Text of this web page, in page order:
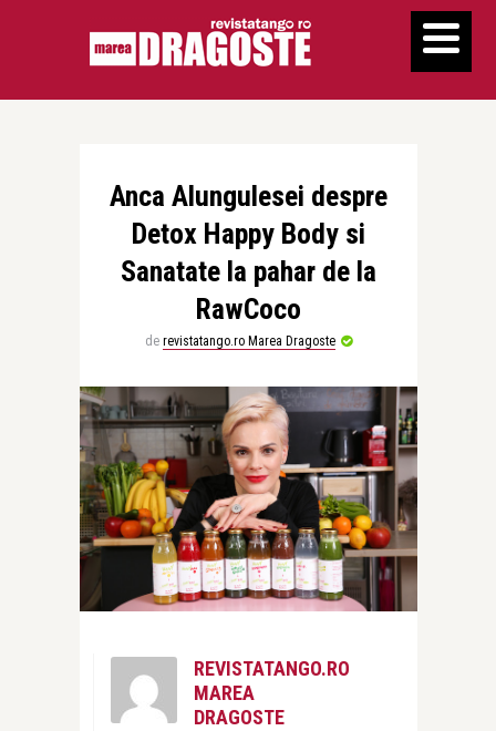
Anca Alungulesei despre
Detox Happy Body si
Sanatate la pahar de la
RawCoco
de revistatango.ro Marea Dragoste
REVISTATANGO.RO
MAREA
DRAGOSTE